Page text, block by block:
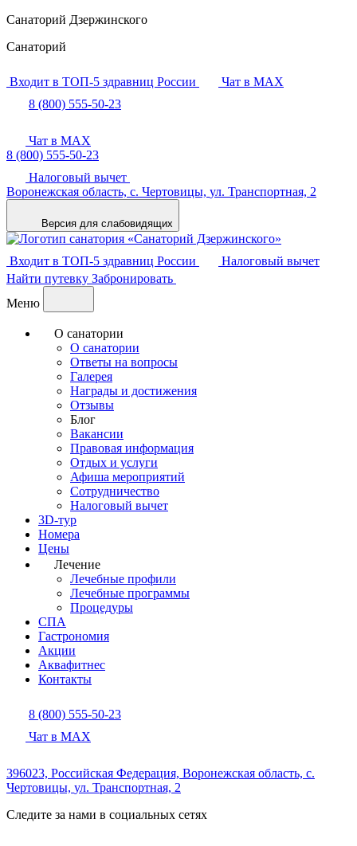
Санаторий Дзержинского
Санаторий
Входит в ТОП-5 здравниц России
Чат в MAX
8 (800) 555-50-23
Чат в MAX
8 (800) 555-50-23
Налоговый вычет
Воронежская область, с. Чертовицы, ул. Транспортная, 2
Версия для слабовидящих
Входит в ТОП-5 здравниц России
Налоговый вычет
Найти путевку Забронировать
Меню
О санатории
О санатории
Ответы на вопросы
Галерея
Награды и достижения
Отзывы
Блог
Вакансии
Правовая информация
Отдых и услуги
Афиша мероприятий
Сотрудничество
Налоговый вычет
3D-тур
Номера
Цены
Лечение
Лечебные профили
Лечебные программы
Процедуры
СПА
Гастрономия
Акции
Аквафитнес
Контакты
8 (800) 555-50-23
Чат в MAX
396023, Российская Федерация, Воронежская область, с.
Чертовицы, ул. Транспортная, 2
Следите за нами в социальных сетях